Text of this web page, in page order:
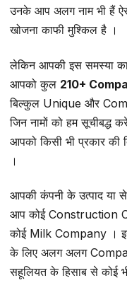
उनके आप अलग नाम भी हैं
खोजना काफी मुश्किल है ।
लेकिन आपकी इस समस्या
आपको कुल 210+
बिल्कुल Unique और
जिन नामों को हम सूचीबद्ध
आपको किसी भी प्रकार की
।
आपकी कंपनी के उत्पाद या
आप कोई Construction
कोई Milk Company ।
के लिए अलग अलग
सहूलियत के हिसाब से कोई